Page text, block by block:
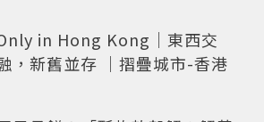
in Hong Kong｜東西交
，新舊並存 ｜摺疊城市-香港